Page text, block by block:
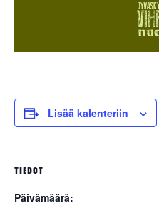
Lisää kalenteriin
TIEDOT
Päivämäärä: